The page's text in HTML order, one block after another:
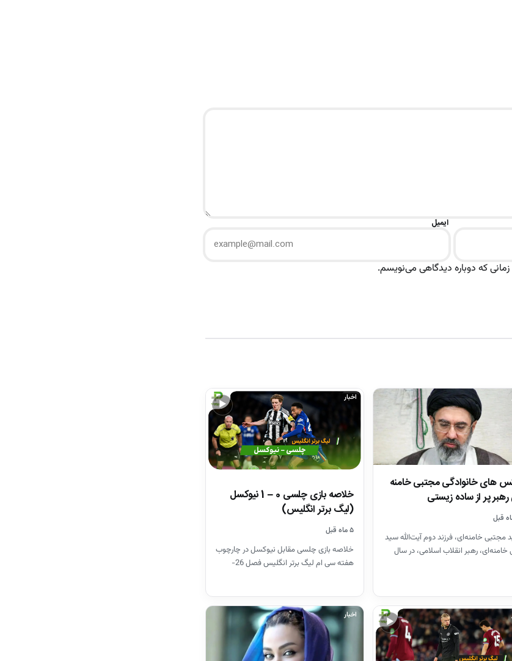
ایمیل
که دوباره دیدگاهی می‌نویسم.
های خانوادگی مجتبی خامنه
پر از ساده زیستی
مجتبی خامنه‌ای، فرزند دوم آیت‌الله سید
خامنه‌ای، رهبر انقلاب اسلامی، در سال
▶
اخبار
خلاصه بازی چلسی 0 – 1 نیوکسل
(لیگ برتر انگلیس)
۵ ماه قبل
خلاصه بازی چلسی مقابل نیوکسل در چارچوب
هفته سی ام لیگ برتر انگلیس فصل 26-
▶
اخبار